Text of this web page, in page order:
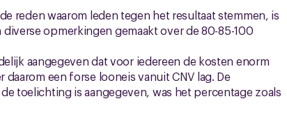
reden waarom leden tegen het resultaat stemmen, is
opmerkingen gemaakt over de 80-85-100
aangegeven dat voor iedereen de kosten enorm
een forse looneis vanuit CNV lag. De
toelichting is aangegeven, was het percentage zoals